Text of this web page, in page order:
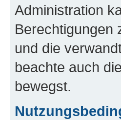
Administration
Berechtigungen
und die
beachte auch
bewegst.